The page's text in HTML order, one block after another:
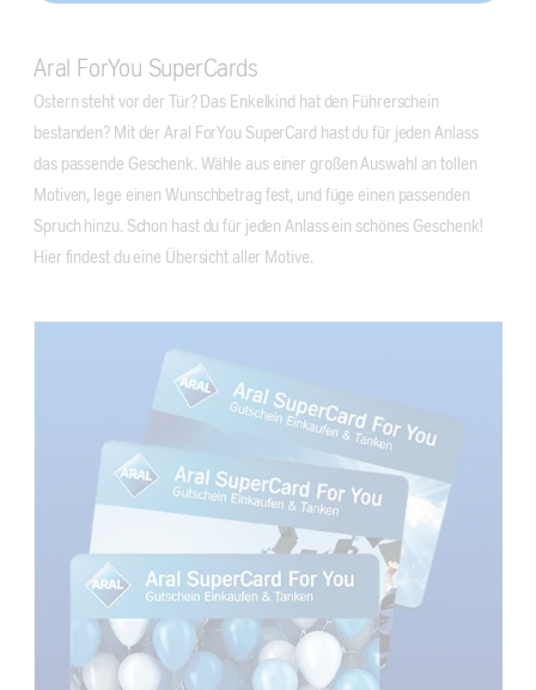
Aral ForYou SuperCards
Ostern steht vor der Tür? Das Enkelkind hat den Führerschein
bestanden? Mit der Aral ForYou SuperCard hast du für jeden Anlass
das passende Geschenk. Wähle aus einer großen Auswahl an tollen
Motiven, lege einen Wunschbetrag fest, und füge einen passenden
Spruch hinzu. Schon hast du für jeden Anlass ein schönes Geschenk!
Hier findest du eine Übersicht aller Motive.